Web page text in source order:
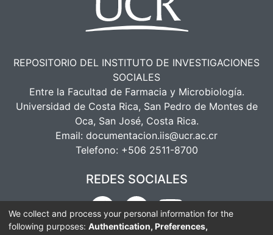
REPOSITORIO DEL INSTITUTO DE INVESTIGACIONES
SOCIALES
Entre la Facultad de Farmacia y Microbiología.
Universidad de Costa Rica, San Pedro de Montes de
Oca, San José, Costa Rica.
Email: documentacion.iis@ucr.ac.cr
Telefono: +506 2511-8700
REDES SOCIALES
We collect and process your personal information for the
following purposes: Authentication, Preferences,